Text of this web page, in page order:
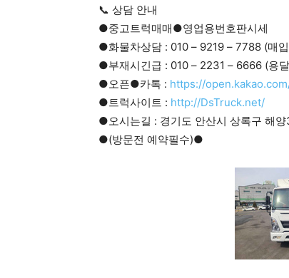
📞 상담 안내
●중고트럭매매●영업용번호판시세
●화물차상담 : 010 – 9219 – 7788 (매
●부재시긴급 : 010 – 2231 – 6666 (용
●오픈●카톡 : https://
●트럭사이트 : http://DsTruck.net/
●오시는길 : 경기도 안산시 상록구 해
●(방문전 예약필수)●